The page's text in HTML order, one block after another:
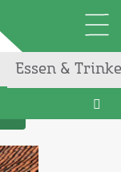
Essen &